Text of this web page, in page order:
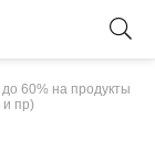
60% на продукты
и пр)